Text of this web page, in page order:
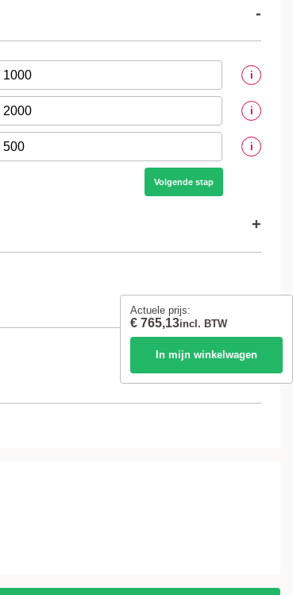
Actuele prijs:
€ 765,13incl. BTW
In mijn winkelwagen
-
i
i
i
Volgende stap
+
Volgende stap
+
i
+